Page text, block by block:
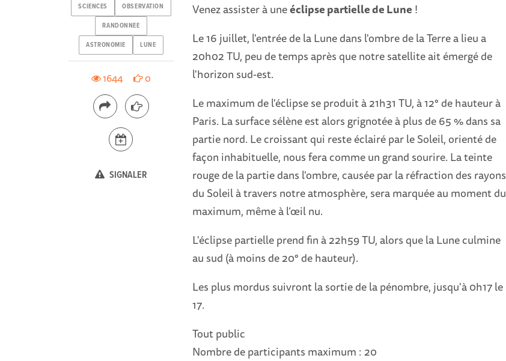
Venez assister à uneéclipse partielle de Lune !
Le 16 juillet, l'entrée de la Lune dans l'ombre de la Terre a lieu a
20h02 TU, peu de temps après que notre satellite ait émergé de
l'horizon sud-est.
Le maximum de l'éclipse se produit à 21h31 TU, à 12° de hauteur à
Paris. La surface sélène est alors grignotée à plus de 65 % dans sa
partie nord. Le croissant qui reste éclairé par le Soleil, orienté de
façon inhabituelle, nous fera comme un grand sourire. La teinte
rouge de la partie dans l'ombre, causée par la réfraction des rayons
du Soleil à travers notre atmosphère, sera marquée au moment du
maximum, même à l’œil nu.
L'éclipse partielle prend fin à 22h59 TU, alors que la Lune culmine
au sud (à moins de 20° de hauteur).
Les plus mordus suivront la sortie de la pénombre, jusqu'à 0h17 le
17.
Tout public
Nombre de participants maximum : 20
SCIENCES OBSERVATION
RANDONNEE
ASTRONOMIE LUNE
1644 0
SIGNALER